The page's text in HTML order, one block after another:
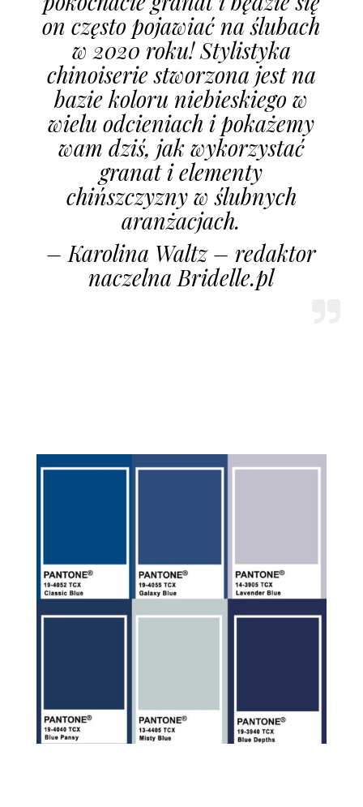
on często pojawiać na ślubach
w 2020 roku! Stylistyka
chinoiserie stworzona jest na
bazie koloru niebieskiego w
wielu odcieniach i pokażemy
wam dziś, jak wykorzystać
granat i elementy
chińszczyzny w ślubnych
aranżacjach.
– Karolina Waltz – redaktor
naczelna Bridelle.pl